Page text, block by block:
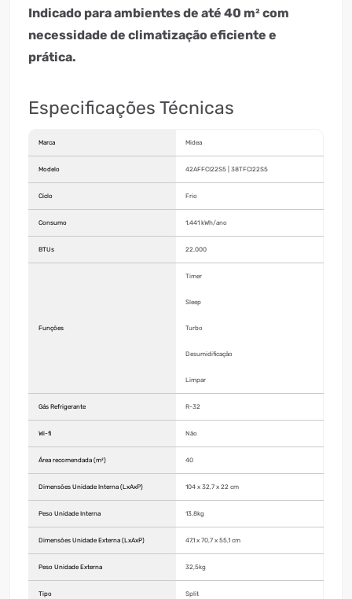
Indicado para ambientes de até 40 m² com
necessidade de climatização eficiente e
prática.
Especificações Técnicas
Marca Midea
Modelo 42AFFCI22S5 | 38TFCI22S5
Ciclo Frio
Consumo 1.441 kWh/ano
BTUs 22.000
Funções
Timer
Sleep
Turbo
Desumidificação
Limpar
Gás Refrigerante R-32
Wi-fi Não
Área recomendada (m²) 40
Dimensões Unidade Interna (LxAxP) 104 x 32,7 x 22 cm
Peso Unidade Interna 13,8kg
Dimensões Unidade Externa (LxAxP) 47,1 x 70,7 x 55,1 cm
Peso Unidade Externa 32,5kg
Tipo Split